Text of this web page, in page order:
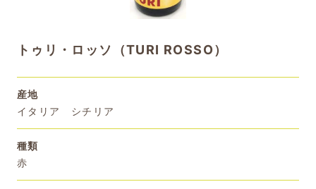
トゥリ・ロッソ（TURI ROSSO）
産地
イタリア シチリア
種類
赤